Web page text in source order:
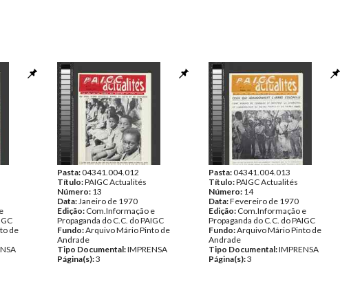
de
Pasta:04341.004.012
Título:PAIGC Actualités
Número: 13
Data:Janeiro de 1970
Edição: Com.Informação e
Propaganda do C.C. do PAIGC
Fundo:Arquivo Mário Pinto de
Andrade
Tipo Documental:IMPRENSA
Página(s):3
Pasta:04341.004.013
Título:PAIGC Actualités
Número: 14
Data:Fevereiro de 1970
Edição: Com.Informação e
Propaganda do C.C. do PAIGC
Fundo:Arquivo Mário Pinto de
Andrade
Tipo Documental:IMPRENSA
Página(s):3